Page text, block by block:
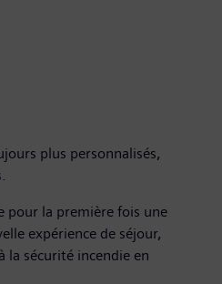
plus personnalisés,
pour la première fois une
expérience de séjour,
la sécurité incendie en